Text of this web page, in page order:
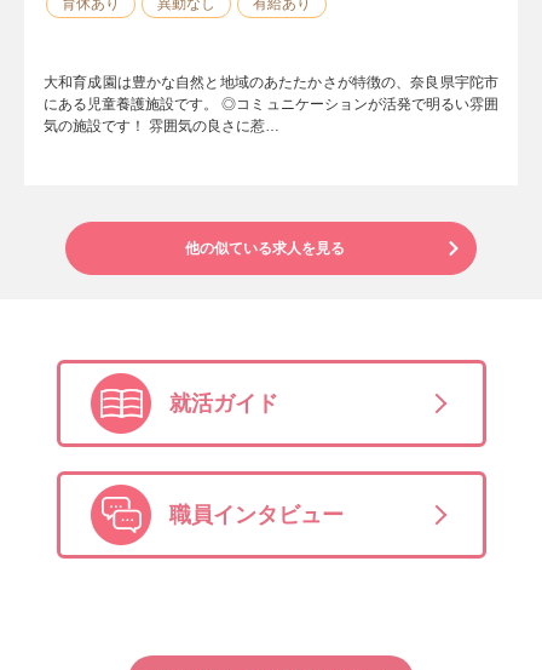
育休あり 異動なし 有給あり
大和育成園は豊かな自然と地域のあたたかさが特徴の、奈良県宇陀市
にある児童養護施設です。 ◎コミュニケーションが活発で明るい雰囲
気の施設です！ 雰囲気の良さに惹…
他の似ている求人を見る
就活ガイド
職員インタビュー